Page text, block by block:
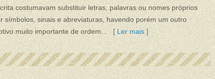
costumavam substituir letras, palavras ou nomes próprios
símbolos, sinais e abreviaturas, havendo porém um outro
muito importante de ordem...[ Ler mais ]